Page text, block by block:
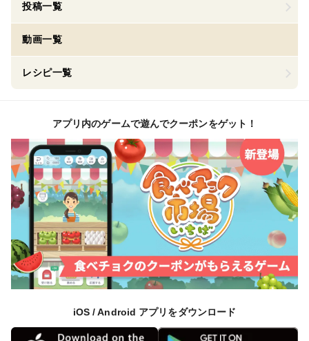
投稿一覧
動画一覧
レシピ一覧
アプリ内のゲームで遊んでクーポンをゲット！
iOS / Android アプリをダウンロード